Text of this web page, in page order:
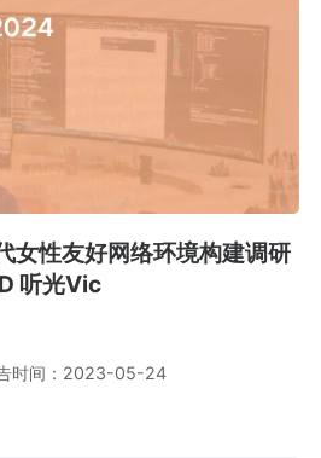
性友好网络环境构建调研
听光Vic
时间：2023-05-24